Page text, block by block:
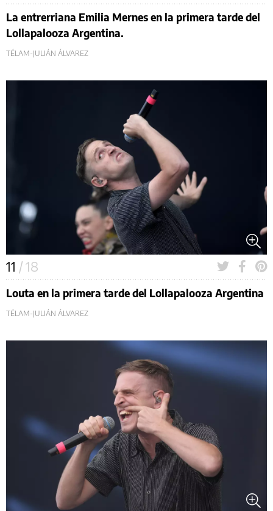
La entrerriana Emilia Mernes en la primera tarde del
Lollapalooza Argentina.
TÉLAM-JULIÁN ÁLVAREZ
11 / 18
Louta en la primera tarde del Lollapalooza Argentina
TÉLAM-JULIÁN ÁLVAREZ